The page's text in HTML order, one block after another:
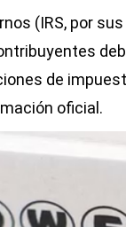
(IRS, por
de
oficial.